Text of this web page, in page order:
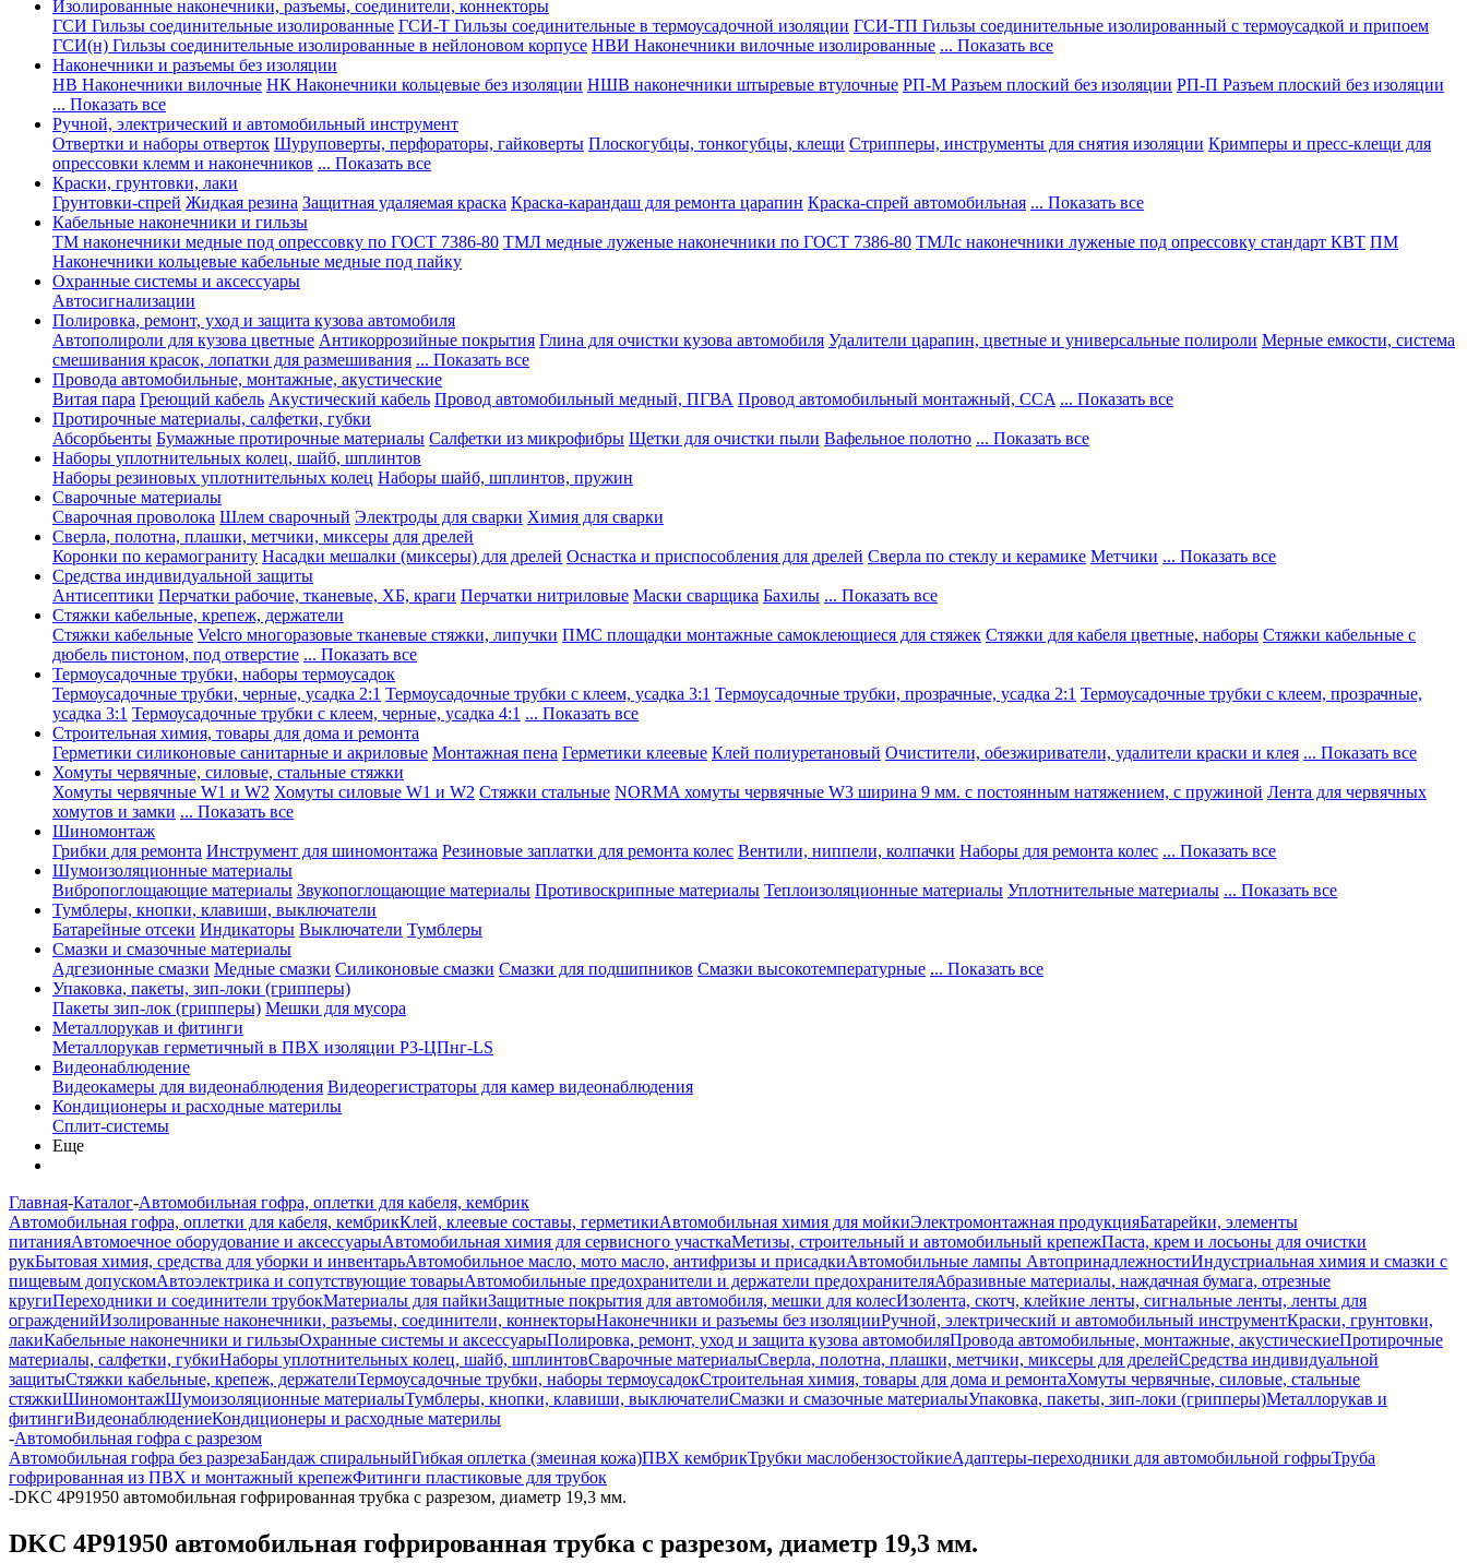
Изолированные наконечники, разъемы, соединители, коннекторы
ГСИ Гильзы соединительные изолированные ГСИ-Т Гильзы соединительные в термоусадочной изоляции ГСИ-ТП Гильзы соединительные изолированный с термоусадкой и припоем
ГСИ(н) Гильзы соединительные изолированные в нейлоновом корпусе НВИ Наконечники вилочные изолированные ... Показать все
Наконечники и разъемы без изоляции
НВ Наконечники вилочные НК Наконечники кольцевые без изоляции НШВ наконечники штыревые втулочные РП-М Разъем плоский без изоляции РП-П Разъем плоский без изоляции
... Показать все
Ручной, электрический и автомобильный инструмент
Отвертки и наборы отверток Шуруповерты, перфораторы, гайковерты Плоскогубцы, тонкогубцы, клещи Стрипперы, инструменты для снятия изоляции Кримперы и пресс-клещи для
опрессовки клемм и наконечников ... Показать все
Краски, грунтовки, лаки
Грунтовки-спрей Жидкая резина Защитная удаляемая краска Краска-карандаш для ремонта царапин Краска-спрей автомобильная ... Показать все
Кабельные наконечники и гильзы
ТМ наконечники медные под опрессовку по ГОСТ 7386-80 ТМЛ медные луженые наконечники по ГОСТ 7386-80 ТМЛс наконечники луженые под опрессовку стандарт КВТ ПМ
Наконечники кольцевые кабельные медные под пайку
Охранные системы и аксессуары
Автосигнализации
Полировка, ремонт, уход и защита кузова автомобиля
Автополироли для кузова цветные Антикоррозийные покрытия Глина для очистки кузова автомобиля Удалители царапин, цветные и универсальные полироли Мерные емкости, система
смешивания красок, лопатки для размешивания ... Показать все
Провода автомобильные, монтажные, акустические
Витая пара Греющий кабель Акустический кабель Провод автомобильный медный, ПГВА Провод автомобильный монтажный, CCA ... Показать все
Протирочные материалы, салфетки, губки
Абсорбьенты Бумажные протирочные материалы Салфетки из микрофибры Щетки для очистки пыли Вафельное полотно ... Показать все
Наборы уплотнительных колец, шайб, шплинтов
Наборы резиновых уплотнительных колец Наборы шайб, шплинтов, пружин
Сварочные материалы
Сварочная проволока Шлем сварочный Электроды для сварки Химия для сварки
Сверла, полотна, плашки, метчики, миксеры для дрелей
Коронки по керамограниту Насадки мешалки (миксеры) для дрелей Оснастка и приспособления для дрелей Сверла по стеклу и керамике Метчики ... Показать все
Средства индивидуальной защиты
Антисептики Перчатки рабочие, тканевые, ХБ, краги Перчатки нитриловые Маски сварщика Бахилы ... Показать все
Стяжки кабельные, крепеж, держатели
Стяжки кабельные Velcro многоразовые тканевые стяжки, липучки ПМС площадки монтажные самоклеющиеся для стяжек Стяжки для кабеля цветные, наборы Стяжки кабельные с
дюбель пистоном, под отверстие ... Показать все
Термоусадочные трубки, наборы термоусадок
Термоусадочные трубки, черные, усадка 2:1 Термоусадочные трубки с клеем, усадка 3:1 Термоусадочные трубки, прозрачные, усадка 2:1 Термоусадочные трубки с клеем, прозрачные,
усадка 3:1 Термоусадочные трубки с клеем, черные, усадка 4:1 ... Показать все
Строительная химия, товары для дома и ремонта
Герметики силиконовые санитарные и акриловые Монтажная пена Герметики клеевые Клей полиуретановый Очистители, обезжириватели, удалители краски и клея ... Показать все
Хомуты червячные, силовые, стальные стяжки
Хомуты червячные W1 и W2 Хомуты силовые W1 и W2 Стяжки стальные NORMA хомуты червячные W3 ширина 9 мм. с постоянным натяжением, с пружиной Лента для червячных
хомутов и замки ... Показать все
Шиномонтаж
Грибки для ремонта Инструмент для шиномонтажа Резиновые заплатки для ремонта колес Вентили, ниппели, колпачки Наборы для ремонта колес ... Показать все
Шумоизоляционные материалы
Вибропоглощающие материалы Звукопоглощающие материалы Противоскрипные материалы Теплоизоляционные материалы Уплотнительные материалы ... Показать все
Тумблеры, кнопки, клавиши, выключатели
Батарейные отсеки Индикаторы Выключатели Тумблеры
Смазки и смазочные материалы
Адгезионные смазки Медные смазки Силиконовые смазки Смазки для подшипников Смазки высокотемпературные ... Показать все
Упаковка, пакеты, зип-локи (грипперы)
Пакеты зип-лок (грипперы) Мешки для мусора
Металлорукав и фитинги
Металлорукав герметичный в ПВХ изоляции Р3-ЦПнг-LS
Видеонаблюдение
Видеокамеры для видеонаблюдения Видеорегистраторы для камер видеонаблюдения
Кондиционеры и расходные материлы
Сплит-системы
Еще
Главная-Каталог-Автомобильная гофра, оплетки для кабеля, кембрик
Автомобильная гофра, оплетки для кабеля, кембрикКлей, клеевые составы, герметикиАвтомобильная химия для мойкиЭлектромонтажная продукцияБатарейки, элементы
питанияАвтомоечное оборудование и аксессуарыАвтомобильная химия для сервисного участкаМетизы, строительный и автомобильный крепежПаста, крем и лосьоны для очистки
рукБытовая химия, средства для уборки и инвентарьАвтомобильное масло, мото масло, антифризы и присадкиАвтомобильные лампы АвтопринадлежностиИндустриальная химия и смазки с
пищевым допускомАвтоэлектрика и сопутствующие товарыАвтомобильные предохранители и держатели предохранителяАбразивные материалы, наждачная бумага, отрезные
кругиПереходники и соединители трубокМатериалы для пайкиЗащитные покрытия для автомобиля, мешки для колесИзолента, скотч, клейкие ленты, сигнальные ленты, ленты для
огражденийИзолированные наконечники, разъемы, соединители, коннекторыНаконечники и разъемы без изоляцииРучной, электрический и автомобильный инструментКраски, грунтовки,
лакиКабельные наконечники и гильзыОхранные системы и аксессуарыПолировка, ремонт, уход и защита кузова автомобиляПровода автомобильные, монтажные, акустическиеПротирочные
материалы, салфетки, губкиНаборы уплотнительных колец, шайб, шплинтовСварочные материалыСверла, полотна, плашки, метчики, миксеры для дрелейСредства индивидуальной
защитыСтяжки кабельные, крепеж, держателиТермоусадочные трубки, наборы термоусадокСтроительная химия, товары для дома и ремонтаХомуты червячные, силовые, стальные
стяжкиШиномонтажШумоизоляционные материалыТумблеры, кнопки, клавиши, выключателиСмазки и смазочные материалыУпаковка, пакеты, зип-локи (грипперы)Металлорукав и
фитингиВидеонаблюдениеКондиционеры и расходные материлы
-Автомобильная гофра с разрезом
Автомобильная гофра без разрезаБандаж спиральныйГибкая оплетка (змеиная кожа)ПВХ кембрикТрубки маслобензостойкиеАдаптеры-переходники для автомобильной гофрыТруба
гофрированная из ПВХ и монтажный крепежФитинги пластиковые для трубок
-DKC 4P91950 автомобильная гофрированная трубка с разрезом, диаметр 19,3 мм.
DKC 4P91950 автомобильная гофрированная трубка с разрезом, диаметр 19,3 мм.